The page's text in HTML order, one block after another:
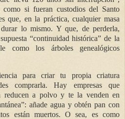
como si fueran custodios del Santo
que, en la práctica, cualquier masa
lo mismo. Y que, de perderla,
“continuidad histórica” de la
como los árboles genealógicos
para criar tu propia criatura
comprarla. Hay empresas que
reducen a polvo y te la venden en
añade agua y obtén pan con
están muertos. O sea, es como